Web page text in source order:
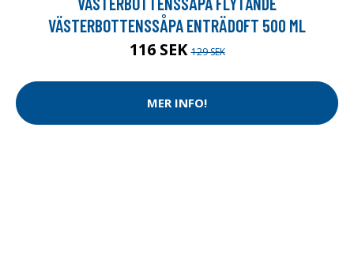
VÄSTERBOTTENSSÅPA ENTRÄDOFT 500 ML
116 SEK129 SEK
MER INFO!